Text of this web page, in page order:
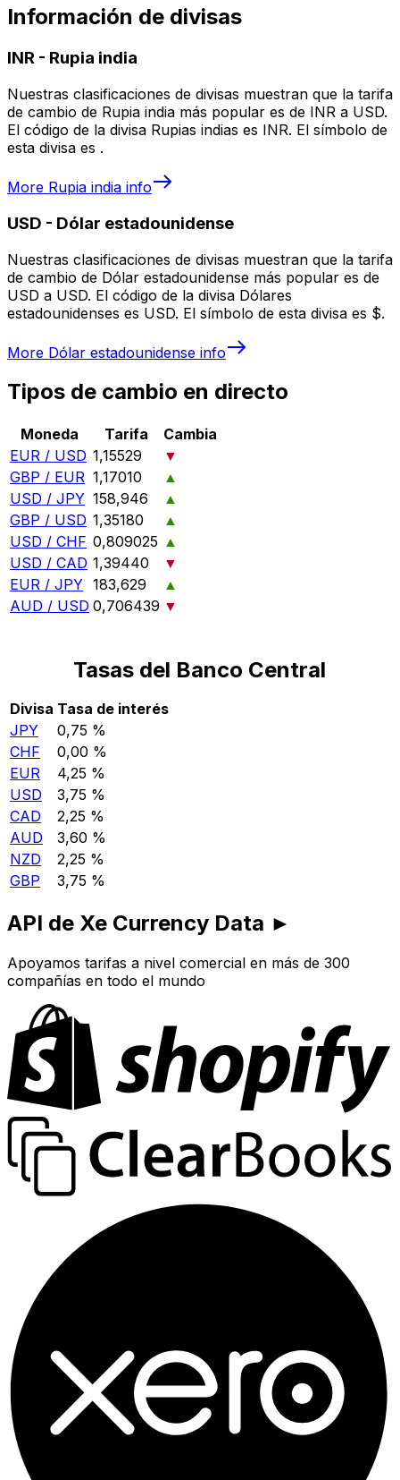
Información de divisas
INR - Rupia india
Nuestras clasificaciones de divisas muestran que la tarifa
de cambio de Rupia india más popular es de INR a USD.
El código de la divisa Rupias indias es INR. El símbolo de
esta divisa es ₹.
More Rupia india info
USD - Dólar estadounidense
Nuestras clasificaciones de divisas muestran que la tarifa
de cambio de Dólar estadounidense más popular es de
USD a USD. El código de la divisa Dólares
estadounidenses es USD. El símbolo de esta divisa es $.
More Dólar estadounidense info
Tipos de cambio en directo
Moneda Tarifa
Cambia
EUR / USD 1,15529
▼
GBP / EUR 1,17010
▲
USD / JPY 158,946
▲
GBP / USD 1,35180
▲
USD / CHF 0,809025 ▲
USD / CAD 1,39440
▼
EUR / JPY 183,629
▲
AUD / USD 0,706439 ▼
Tasas del Banco Central
Divisa Tasa de interés
JPY
0,75 %
CHF
0,00 %
EUR
4,25 %
USD
3,75 %
CAD
2,25 %
AUD
3,60 %
NZD
2,25 %
GBP
3,75 %
API de Xe Currency Data ►
Apoyamos tarifas a nivel comercial en más de 300
compañías en todo el mundo